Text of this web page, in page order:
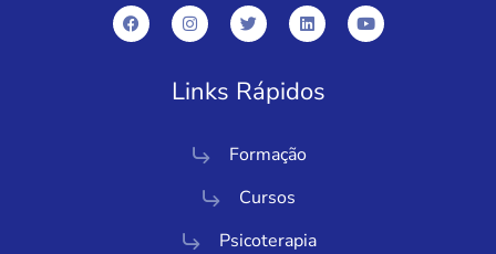
Links Rápidos
Formação
Cursos
Psicoterapia